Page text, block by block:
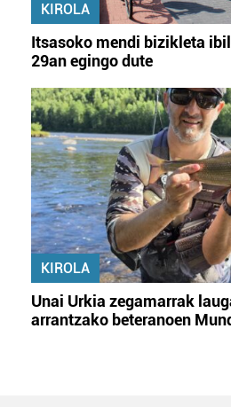
KIROLA
Itsasoko mendi bizikleta
29an egingo dute
KIROLA
Unai Urkia zegamarrak
arrantzako beteranoen